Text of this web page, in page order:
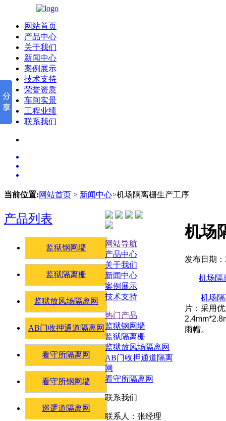
网站首页
产品中心
关于我们
新闻中心
案例展示
技术支持
荣誉资质
车间实景
工程业绩
联系我们
当前位置:网站首页 > 新闻中心>机场隔离栅生产工序
产品列表
监狱钢网墙
监狱隔离栅
监狱放风场隔离网
AB门收押通道隔离网
看守所隔离网
看守所钢网墙
巡逻道隔离网
机场
发布日期
机场隔
机场
片：采用
雨帽。
网站导航
产品中心
关于我们
新闻中心
案例展示
技术支持
热门产品
监狱钢网墙
监狱隔离栅
监狱放风场隔离网
AB门收押通道隔离
网
看守所隔离网
联系我们
联系人：张经理